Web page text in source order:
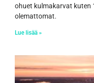
ohuet kulmakarvat kuten
olemattomat.
Lue lisää »